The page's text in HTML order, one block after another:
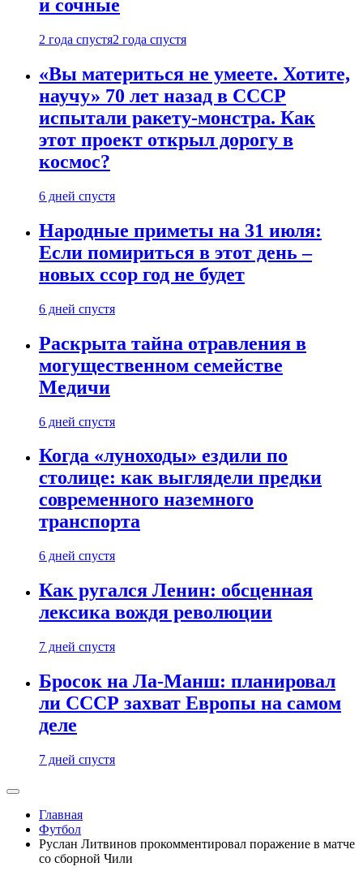
и сочные
2 года спустя2 года спустя
«Вы материться не умеете. Хотите,
научу» 70 лет назад в СССР
испытали ракету-монстра. Как
этот проект открыл дорогу в
космос?
6 дней спустя
Народные приметы на 31 июля:
Если помириться в этот день –
новых ссор год не будет
6 дней спустя
Раскрыта тайна отравления в
могущественном семействе
Медичи
6 дней спустя
Когда «луноходы» ездили по
столице: как выглядели предки
современного наземного
транспорта
6 дней спустя
Как ругался Ленин: обсценная
лексика вождя революции
7 дней спустя
Бросок на Ла-Манш: планировал
ли СССР захват Европы на самом
деле
7 дней спустя
Главная
Футбол
Руслан Литвинов прокомментировал поражение в матче
со сборной Чили